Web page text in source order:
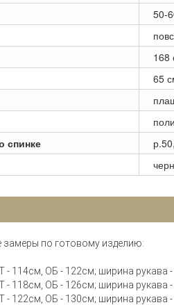
50-
168
65
спинке
по готовому изделию:
- 114см, ОБ - 122см; ширина
- 118см, ОБ - 126см; ширина
- 122см, ОБ - 130см; ширина